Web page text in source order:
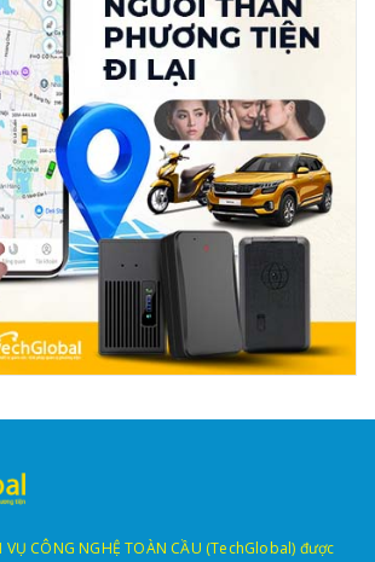
VỤ CÔNG NGHỆ TOÀN CẦU (TechGlobal) được